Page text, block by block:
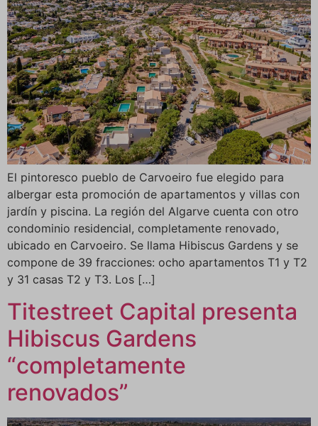
El pintoresco pueblo de Carvoeiro fue elegido para
albergar esta promoción de apartamentos y villas con
jardín y piscina. La región del Algarve cuenta con otro
condominio residencial, completamente renovado,
ubicado en Carvoeiro. Se llama Hibiscus Gardens y se
compone de 39 fracciones: ocho apartamentos T1 y T2
y 31 casas T2 y T3. Los […]
Titestreet Capital presenta
Hibiscus Gardens
“completamente
renovados”